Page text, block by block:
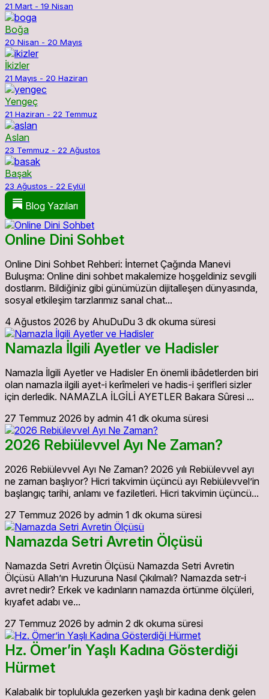
21 Mart - 19 Nisan
Boğa
20 Nisan - 20 Mayıs
İkizler
21 Mayıs - 20 Haziran
Yengeç
21 Haziran - 22 Temmuz
Aslan
23 Temmuz - 22 Ağustos
Başak
23 Ağustos - 22 Eylül
Blog Yazıları
Online Dini Sohbet
Online Dini Sohbet Rehberi: İnternet Çağında Manevi
Buluşma: Online dini sohbet makalemize hoşgeldiniz sevgili
dostlarım. Bildiğiniz gibi günümüzün dijitalleşen dünyasında,
sosyal etkileşim tarzlarımız sanal chat...
4 Ağustos 2026 by AhuDuDu 3 dk okuma süresi
Namazla İlgili Ayetler ve Hadisler
Namazla İlgili Ayetler ve Hadisler En önemli ibâdetlerden biri
olan namazla ilgili ayet-i kerîmeleri ve hadis-i şerifleri sizler
için derledik. NAMAZLA İLGİLİ AYETLER Bakara Sûresi ...
27 Temmuz 2026 by admin 41 dk okuma süresi
2026 Rebiülevvel Ayı Ne Zaman?
2026 Rebiülevvel Ayı Ne Zaman? 2026 yılı Rebiülevvel ayı
ne zaman başlıyor? Hicri takvimin üçüncü ayı Rebiülevvel’in
başlangıç tarihi, anlamı ve faziletleri. Hicri takvimin üçüncü...
27 Temmuz 2026 by admin 1 dk okuma süresi
Namazda Setri Avretin Ölçüsü
Namazda Setri Avretin Ölçüsü Namazda Setri Avretin
Ölçüsü Allah’ın Huzuruna Nasıl Çıkılmalı? Namazda setr-i
avret nedir? Erkek ve kadınların namazda örtünme ölçüleri,
kıyafet adabı ve...
27 Temmuz 2026 by admin 2 dk okuma süresi
Hz. Ömer’in Yaşlı Kadına Gösterdiği
Hürmet
Kalabalık bir toplulukla gezerken yaşlı bir kadına denk gelen